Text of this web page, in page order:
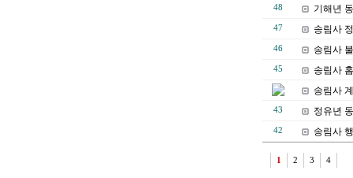
48 기해년
47 송림사
46 송림사
45
송림사
송림사
43 정유년
42 송림사
1 2 3 4